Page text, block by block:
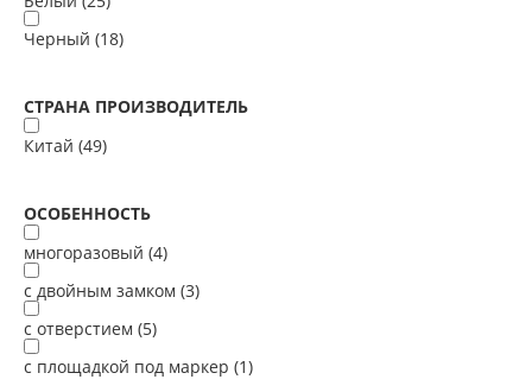
Черный (18)
СТРАНА ПРОИЗВОДИТЕЛЬ
Китай (49)
ОСОБЕННОСТЬ
многоразовый (4)
с двойным замком (3)
с отверстием (5)
с площадкой под маркер (1)